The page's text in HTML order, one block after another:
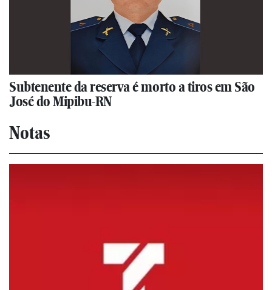
Subtenente da reserva é morto a tiros em São
José do Mipibu-RN
Notas